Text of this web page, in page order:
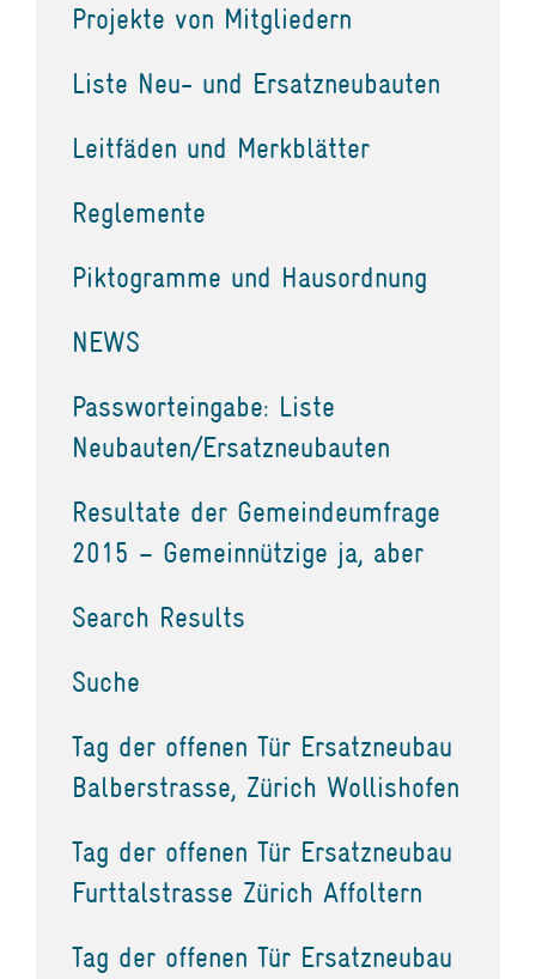
Projekte von Mitgliedern
Liste Neu- und Ersatzneubauten
Leitfäden und Merkblätter
Reglemente
Piktogramme und Hausordnung
NEWS
Passworteingabe: Liste
Neubauten/Ersatzneubauten
Resultate der Gemeindeumfrage
2015 – Gemeinnützige ja, aber
Search Results
Suche
Tag der offenen Tür Ersatzneubau
Balberstrasse, Zürich Wollishofen
Tag der offenen Tür Ersatzneubau
Furttalstrasse Zürich Affoltern
Tag der offenen Tür Ersatzneubau